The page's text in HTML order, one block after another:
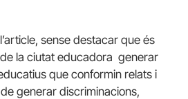
sense destacar que és
la ciutat educadora generar
que conformin relats i
generar discriminacions,